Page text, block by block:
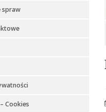
spraw
Cookies